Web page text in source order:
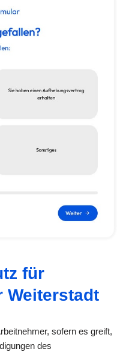
für
Weiterstadt
sofern es greift,
des